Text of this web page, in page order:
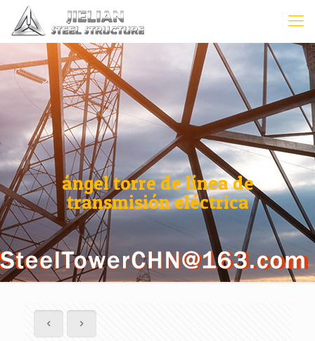
ángel torre de línea de
transmisión eléctrica